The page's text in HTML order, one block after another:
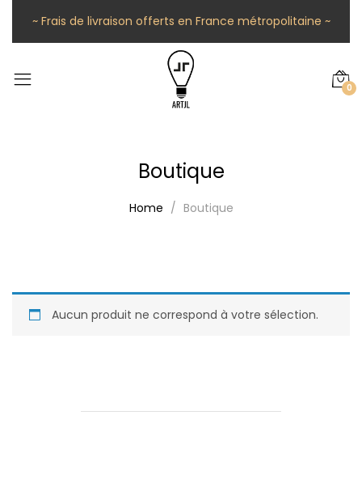
~ Frais de livraison offerts en France métropolitaine ~
0
Boutique
Home Boutique
Aucun produit ne correspond à votre sélection.